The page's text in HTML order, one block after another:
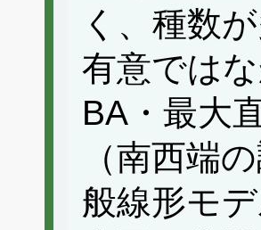
く、種数
有意では
BA・最大
（南西端
般線形モ